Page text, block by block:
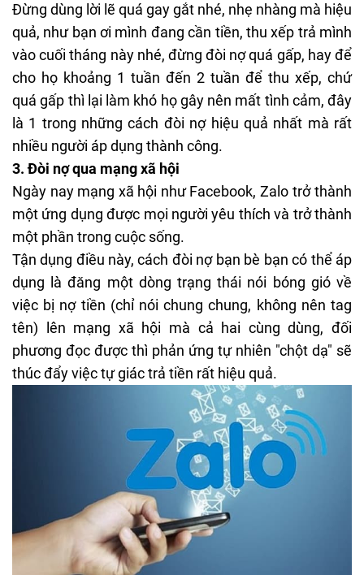
Đừng dùng lời lẽ quá gay gắt nhé, nhẹ nhàng mà hiệu
quả, như bạn ơi mình đang cần tiền, thu xếp trả mình
vào cuối tháng này nhé, đừng đòi nợ quá gấp, hay để
cho họ khoảng 1 tuần đến 2 tuần để thu xếp, chứ
quá gấp thì lại làm khó họ gây nên mất tình cảm, đây
là 1 trong những cách đòi nợ hiệu quả nhất mà rất
nhiều người áp dụng thành công.
3.Đòi nợ qua mạng xã hội
Ngày nay mạng xã hội như Facebook, Zalo trở thành
một ứng dụng được mọi người yêu thích và trở thành
một phần trong cuộc sống.
Tận dụng điều này, cách đòi nợbạn bè bạn có thể áp
dụng là đăng một dòng trạng thái nói bóng gió về
việc bị nợ tiền (chỉ nói chung chung, không nên tag
tên) lên mạng xã hội mà cả hai cùng dùng, đối
phương đọc được thì phản ứng tự nhiên "chột dạ" sẽ
thúc đẩy việc tự giác trả tiền rất hiệu quả.